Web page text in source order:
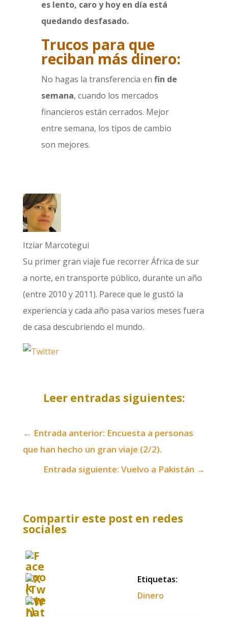
es lento, caro y hoy en día está
quedando desfasado.
Trucos para que
reciban más dinero:
No hagas la transferencia en fin de
semana, cuando los mercados
financieros están cerrados. Mejor
entre semana, los tipos de cambio
son mejores.
Itziar Marcotegui
Su primer gran viaje fue recorrer África de sur
a norte, en transporte público, durante un año
(entre 2010 y 2011). Parece que le gustó la
experiencia y cada año pasa varios meses fuera
de casa descubriendo el mundo.
Leer entradas siguientes:
← Entrada anterior: Encuesta a personas
que han hecho un gran viaje (2/2).
Entrada siguiente: Vuelvo a Pakistán →
Compartir este post en redes
sociales
Etiquetas:
Dinero